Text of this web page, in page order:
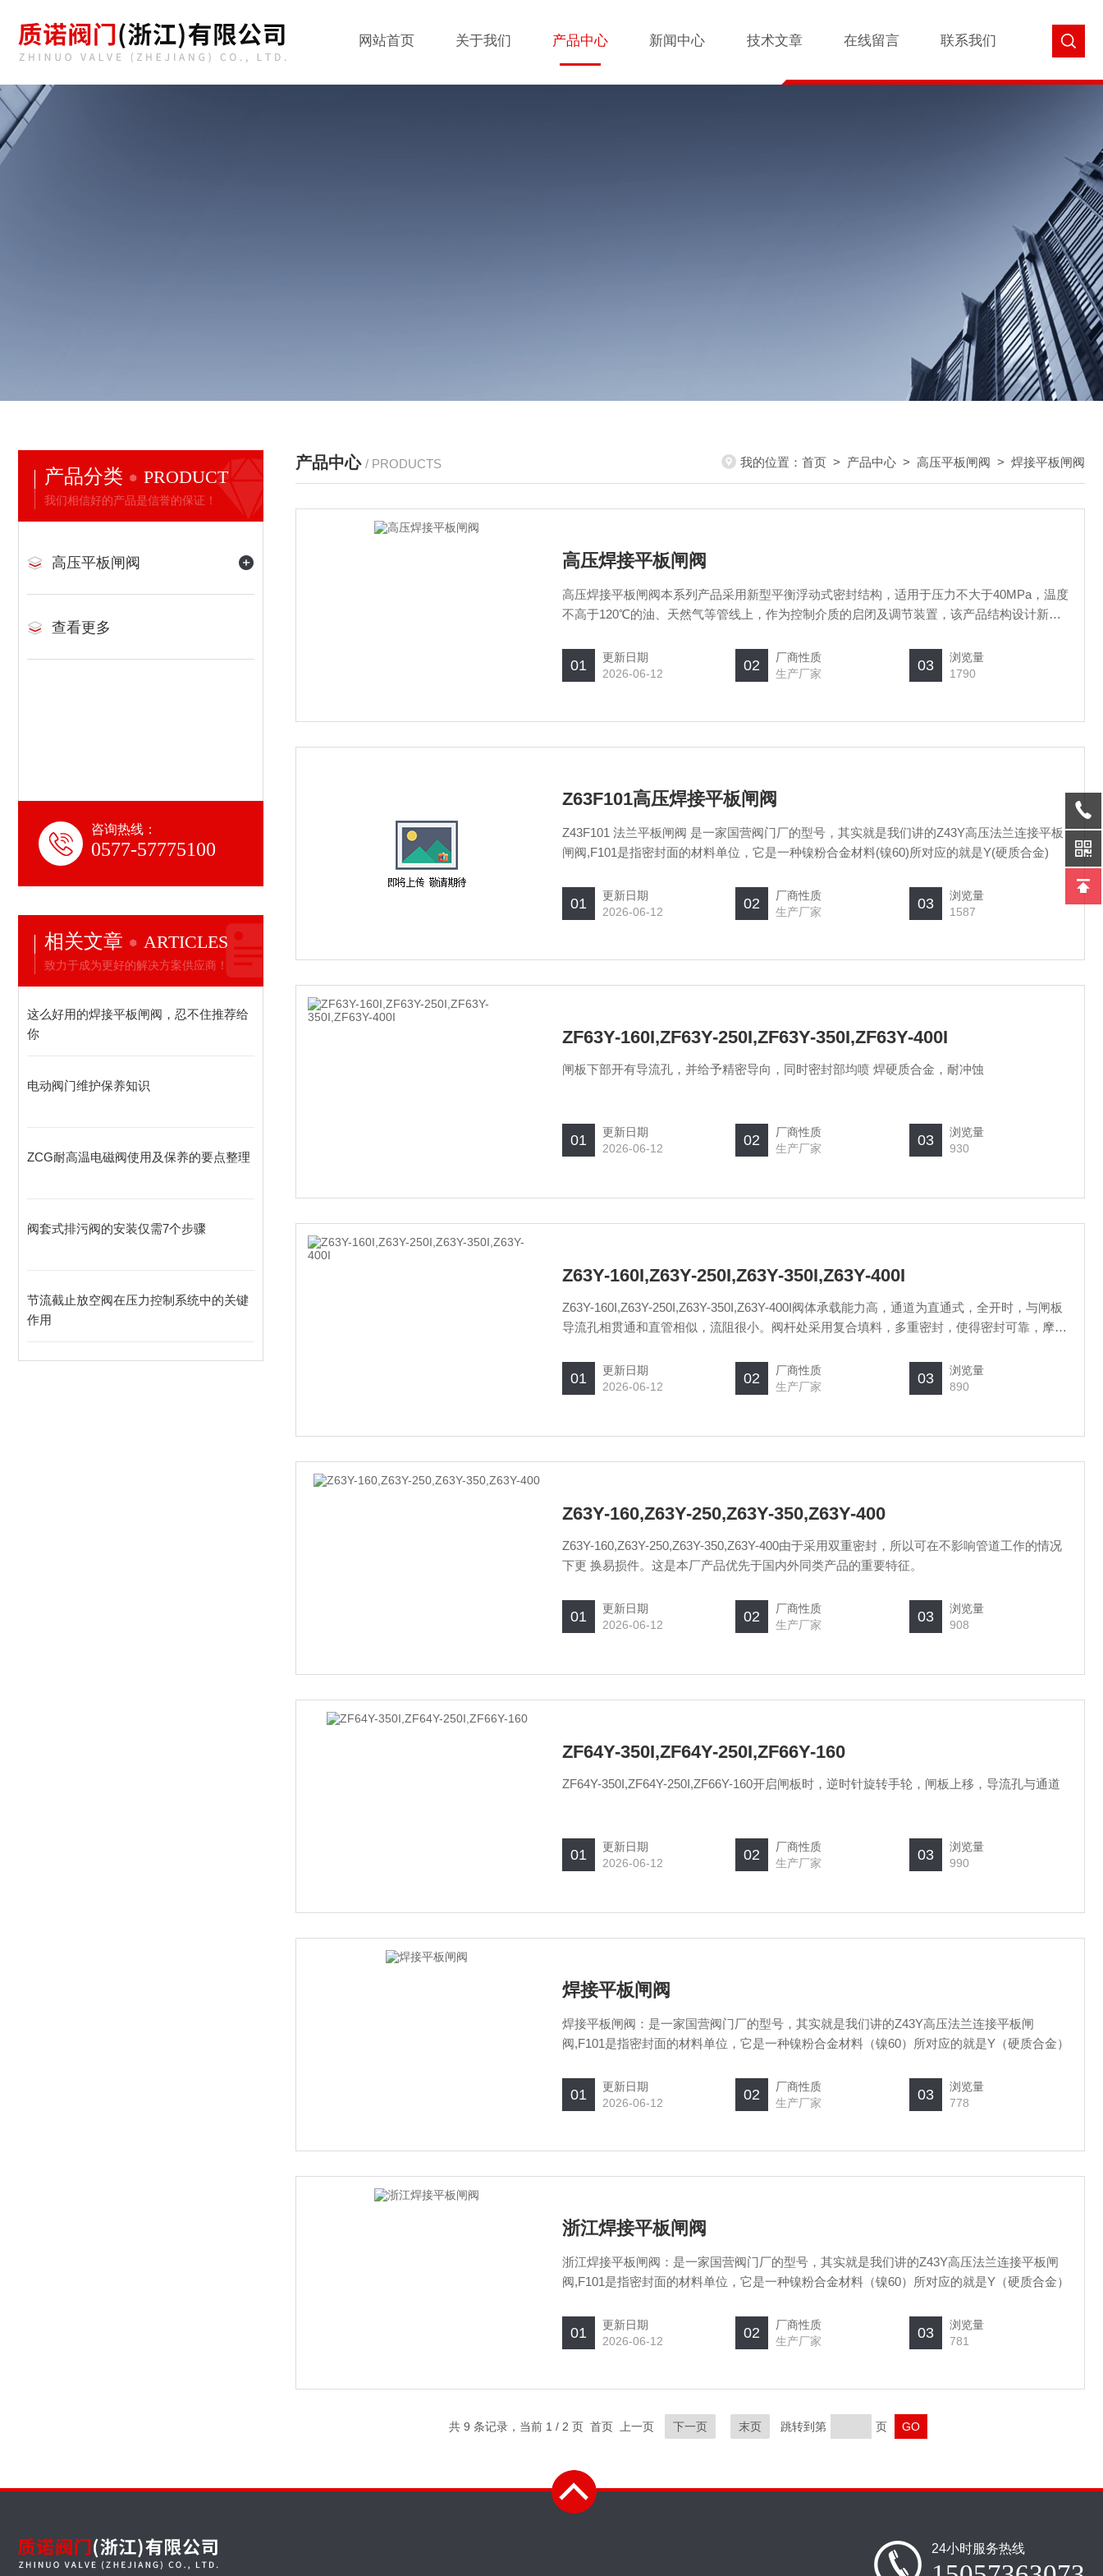
网站首页 关于我们 产品中心 新闻中心 技术文章 在线留言 联系我们
产品分类 PRODUCT
我们相信好的产品是信誉的保证！
高压平板闸阀
查看更多
咨询热线：
0577-57775100
相关文章 ARTICLES
致力于成为更好的解决方案供应商！
这么好用的焊接平板闸阀，忍不住推荐给
你
电动阀门维护保养知识
ZCG耐高温电磁阀使用及保养的要点整理
阀套式排污阀的安装仅需7个步骤
节流截止放空阀在压力控制系统中的关键
作用
产品中心 / PRODUCTS 我的位置： 首页 > 产品中心 > 高压平板闸阀 > 焊接平板闸阀
高压焊接平板闸阀
高压焊接平板闸阀本系列产品采用新型平衡浮动式密封结构，适用于压力不大于40MPa，温度
不高于120℃的油、天然气等管线上，作为控制介质的启闭及调节装置，该产品结构设计新
工业界一种理想的新型装备。
01
更新日期
2026-06-12
02
厂商性质
生产厂家
03
浏览量
1790
Z63F101高压焊接平板闸阀
Z43F101 法兰平板闸阀 是一家国营阀门厂的型号，其实就是我们讲的Z43Y高压法兰连接平板
闸阀,F101是指密封面的材料单位，它是一种镍粉合金材料(镍60)所对应的就是Y(硬质合金)
01
更新日期
2026-06-12
02
厂商性质
生产厂家
03
浏览量
1587
ZF63Y-160I,ZF63Y-250I,ZF63Y-350I,ZF63Y-400I
闸板下部开有导流孔，并给予精密导向，同时密封部均喷 焊硬质合金，耐冲蚀
01
更新日期
2026-06-12
02
厂商性质
生产厂家
03
浏览量
930
Z63Y-160I,Z63Y-250I,Z63Y-350I,Z63Y-400I
Z63Y-160I,Z63Y-250I,Z63Y-350I,Z63Y-400I阀体承载能力高，通道为直通式，全开时，与闸板
导流孔相贯通和直管相似，流阻很小。阀杆处采用复合填料，多重密封，使得密封可靠，摩擦
01
更新日期
2026-06-12
02
厂商性质
生产厂家
03
浏览量
890
Z63Y-160,Z63Y-250,Z63Y-350,Z63Y-400
Z63Y-160,Z63Y-250,Z63Y-350,Z63Y-400由于采用双重密封，所以可在不影响管道工作的情况
下更 换易损件。这是本厂产品优先于国内外同类产品的重要特征。
01
更新日期
2026-06-12
02
厂商性质
生产厂家
03
浏览量
908
ZF64Y-350I,ZF64Y-250I,ZF66Y-160
ZF64Y-350I,ZF64Y-250I,ZF66Y-160开启闸板时，逆时针旋转手轮，闸板上移，导流孔与通道
01
更新日期
2026-06-12
02
厂商性质
生产厂家
03
浏览量
990
焊接平板闸阀
焊接平板闸阀：是一家国营阀门厂的型号，其实就是我们讲的Z43Y高压法兰连接平板闸
阀,F101是指密封面的材料单位，它是一种镍粉合金材料（镍60）所对应的就是Y（硬质合金）
01
更新日期
2026-06-12
02
厂商性质
生产厂家
03
浏览量
778
浙江焊接平板闸阀
浙江焊接平板闸阀：是一家国营阀门厂的型号，其实就是我们讲的Z43Y高压法兰连接平板闸
阀,F101是指密封面的材料单位，它是一种镍粉合金材料（镍60）所对应的就是Y（硬质合金）
01
更新日期
2026-06-12
02
厂商性质
生产厂家
03
浏览量
781
共 9 条记录，当前 1 / 2 页 首页 上一页 下一页 末页 跳转到第 页
24小时服务热线